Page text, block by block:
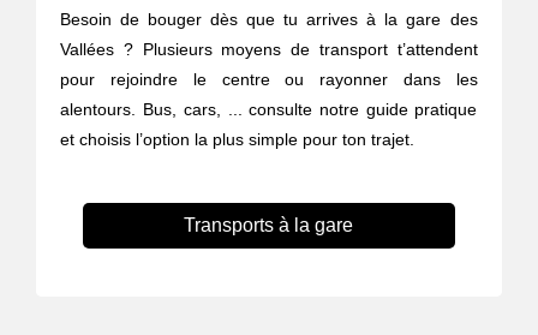
Besoin de bouger dès que tu arrives à la gare des
Vallées ? Plusieurs moyens de transport t’attendent
pour rejoindre le centre ou rayonner dans les
alentours. Bus, cars, ... consulte notre guide pratique
et choisis l’option la plus simple pour ton trajet.
Transports à la gare